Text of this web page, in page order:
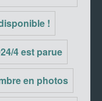
!
4 est parue
en photos